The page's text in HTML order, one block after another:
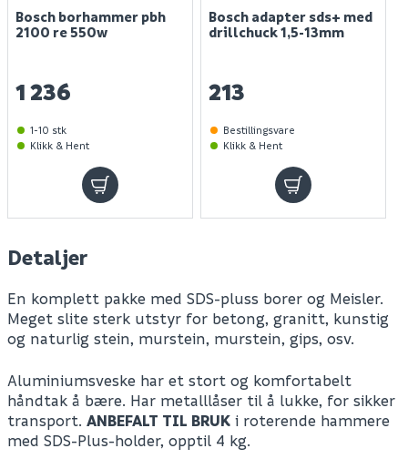
Bosch borhammer pbh
2100 re 550w
1 236
1-10 stk
Klikk & Hent
Bosch adapter sds+ med
drillchuck 1,5-13mm
213
Bestillingsvare
Klikk & Hent
Detaljer
En komplett pakke med SDS-pluss borer og Meisler.
Meget slite sterk utstyr for betong, granitt, kunstig
og naturlig stein, murstein, murstein, gips, osv.
Aluminiumsveske har et stort og komfortabelt
håndtak å bære. Har metalllåser til å lukke, for sikker
transport. ANBEFALT TIL BRUK i roterende hammere
med SDS-Plus-holder, opptil 4 kg.